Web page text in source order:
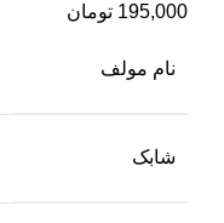
195,000 تومان
نام مولف
شابک